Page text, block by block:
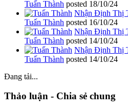
Tuấn Thành posted 18/10/24
Nhận Định Thị
Tuấn Thành posted 16/10/24
Nhận Định Thị
Tuấn Thành posted 14/10/24
Nhận Định Thị
Tuấn Thành posted 14/10/24
Đang tải...
Thảo luận - Chia sẻ chung